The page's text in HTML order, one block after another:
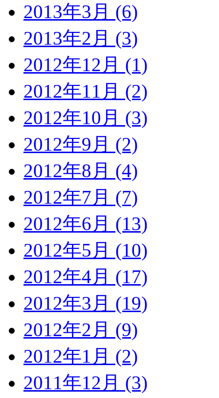
2013年3月 (6)
2013年2月 (3)
2012年12月 (1)
2012年11月 (2)
2012年10月 (3)
2012年9月 (2)
2012年8月 (4)
2012年7月 (7)
2012年6月 (13)
2012年5月 (10)
2012年4月 (17)
2012年3月 (19)
2012年2月 (9)
2012年1月 (2)
2011年12月 (3)